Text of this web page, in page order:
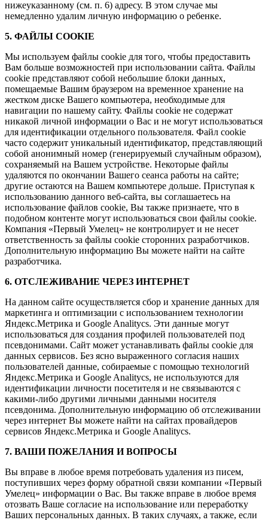
нижеуказанному (см. п. 6) адресу. В этом случае мы
немедленно удалим личную информацию о ребенке.
5. ФАЙЛЫ COOKIE
Мы используем файлы cookie для того, чтобы предоставить
Вам больше возможностей при использовании сайта. Файлы
cookie представляют собой небольшие блоки данных,
помещаемые Вашим браузером на временное хранение на
жестком диске Вашего компьютера, необходимые для
навигации по нашему сайту. Файлы cookie не содержат
никакой личной информации о Вас и не могут использоваться
для идентификации отдельного пользователя. Файл cookie
часто содержит уникальный идентификатор, представляющий
собой анонимный номер (генерируемый случайным образом),
сохраняемый на Вашем устройстве. Некоторые файлы
удаляются по окончании Вашего сеанса работы на сайте;
другие остаются на Вашем компьютере дольше. Приступая к
использованию данного веб-сайта, вы соглашаетесь на
использование файлов cookie, Вы также признаете, что в
подобном контенте могут использоваться свои файлы cookie.
Компания «Первый Умелец» не контролирует и не несет
ответственность за файлы cookie сторонних разработчиков.
Дополнительную информацию Вы можете найти на сайте
разработчика.
6. ОТСЛЕЖИВАНИЕ ЧЕРЕЗ ИНТЕРНЕТ
На данном сайте осуществляется сбор и хранение данных для
маркетинга и оптимизации с использованием технологии
Яндекс.Метрика и Google Analitycs. Эти данные могут
использоваться для создания профилей пользователей под
псевдонимами. Сайт может устанавливать файлы cookie для
данных сервисов. Без ясно выраженного согласия наших
пользователей данные, собираемые с помощью технологий
Яндекс.Метрика и Google Analitycs, не используются для
идентификации личности посетителя и не связываются с
какими-либо другими личными данными носителя
псевдонима. Дополнительную информацию об отслеживании
через интернет Вы можете найти на сайтах провайдеров
сервисов Яндекс.Метрика и Google Analitycs.
7. ВАШИ ПОЖЕЛАНИЯ И ВОПРОСЫ
Вы вправе в любое время потребовать удаления из писем,
поступивших через форму обратной связи компании «Первый
Умелец» информации о Вас. Вы также вправе в любое время
отозвать Ваше согласие на использование или переработку
Ваших персональных данных. В таких случаях, а также, если